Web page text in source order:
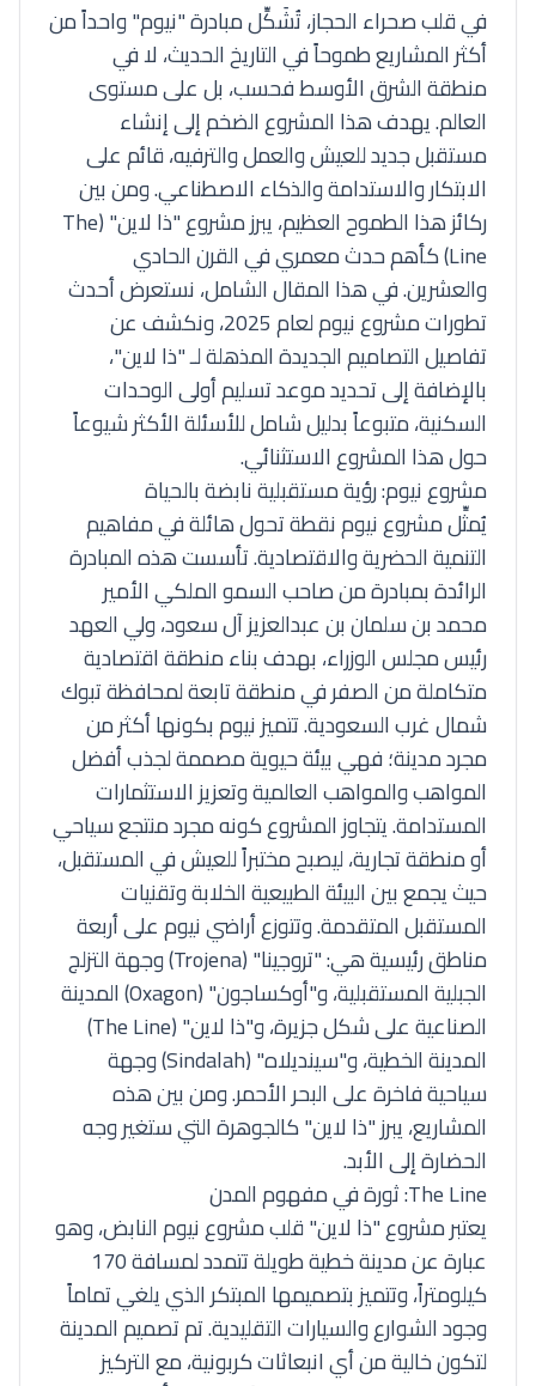
في قلب صحراء الحجاز، تُشَكِّل مبادرة "نيوم" واحداً من
أكثر المشاريع طموحاً في التاريخ الحديث، لا في
منطقة الشرق الأوسط فحسب، بل على مستوى
العالم. يهدف هذا المشروع الضخم إلى إنشاء
مستقبل جديد للعيش والعمل والترفيه، قائم على
الابتكار والاستدامة والذكاء الاصطناعي. ومن بين
ركائز هذا الطموح العظيم، يبرز مشروع "ذا لاين" (The
Line) كأهم حدث معمري في القرن الحادي
والعشرين. في هذا المقال الشامل، نستعرض أحدث
تطورات مشروع نيوم لعام 2025، ونكشف عن
تفاصيل التصاميم الجديدة المذهلة لـ "ذا لاين"،
بالإضافة إلى تحديد موعد تسليم أولى الوحدات
السكنية، متبوعاً بدليل شامل للأسئلة الأكثر شيوعاً
حول هذا المشروع الاستثنائي.
مشروع نيوم: رؤية مستقبلية نابضة بالحياة
يُمثِّل مشروع نيوم نقطة تحول هائلة في مفاهيم
التنمية الحضرية والاقتصادية. تأسست هذه المبادرة
الرائدة بمبادرة من صاحب السمو الملكي الأمير
محمد بن سلمان بن عبدالعزيز آل سعود، ولي العهد
رئيس مجلس الوزراء، بهدف بناء منطقة اقتصادية
متكاملة من الصفر في منطقة تابعة لمحافظة تبوك
شمال غرب السعودية. تتميز نيوم بكونها أكثر من
مجرد مدينة؛ فهي بيئة حيوية مصممة لجذب أفضل
المواهب والمواهب العالمية وتعزيز الاستثمارات
المستدامة. يتجاوز المشروع كونه مجرد منتجع سياحي
أو منطقة تجارية، ليصبح مختبراً للعيش في المستقبل،
حيث يجمع بين البيئة الطبيعية الخلابة وتقنيات
المستقبل المتقدمة. وتتوزع أراضي نيوم على أربعة
مناطق رئيسية هي: "تروجينا" (Trojena) وجهة التزلج
الجبلية المستقبلية، و"أوكساجون" (Oxagon) المدينة
الصناعية على شكل جزيرة، و"ذا لاين" (The Line)
المدينة الخطية، و"سينديلاه" (Sindalah) وجهة
سياحية فاخرة على البحر الأحمر. ومن بين هذه
المشاريع، يبرز "ذا لاين" كالجوهرة التي ستغير وجه
الحضارة إلى الأبد.
The Line: ثورة في مفهوم المدن
يعتبر مشروع "ذا لاين" قلب مشروع نيوم النابض، وهو
عبارة عن مدينة خطية طويلة تتمدد لمسافة 170
كيلومتراً، وتتميز بتصميمها المبتكر الذي يلغي تماماً
وجود الشوارع والسيارات التقليدية. تم تصميم المدينة
لتكون خالية من أي انبعاثات كربونية، مع التركيز